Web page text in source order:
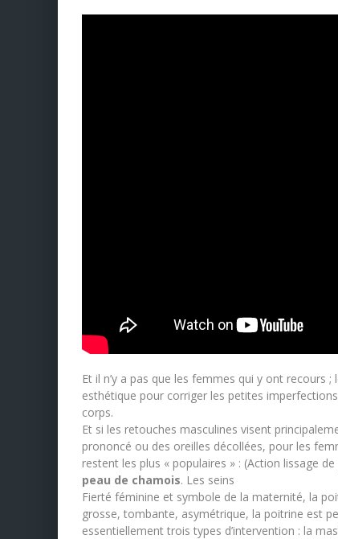
Et il n’y a pas que les femmes qui y ont recours
esthétique pour corriger les petites
corps.
Et si les retouches masculines visent
prononcé ou des oreilles décollées, pour les
restent les plus « populaires » : (Action lissage
peau de chamois. Les seins
Fierté féminine et symbole de la maternité, la
grosse, tombante, asymétrique, la poitrine est
essentiellement trois types d’intervention : la